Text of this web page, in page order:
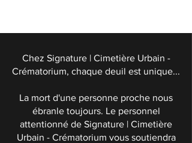
Chez Signature | Cimetière Urbain -
Crématorium, chaque deuil est unique...
La mort d'une personne proche nous
ébranle toujours. Le personnel
attentionné de Signature | Cimetière
Urbain - Crématorium vous soutiendra